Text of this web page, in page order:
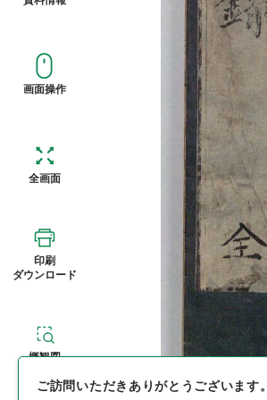
画面操作
全画面
印刷
ダウンロード
概観図
ご訪問いただきありがとうございます。